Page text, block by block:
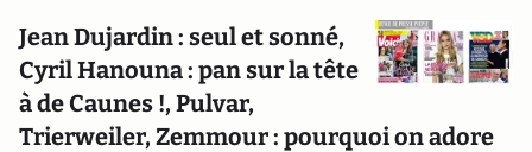
Jean Dujardin : seul et sonné,
Cyril Hanouna : pan sur la tête
à de Caunes !, Pulvar,
Trierweiler, Zemmour : pourquoi on adore